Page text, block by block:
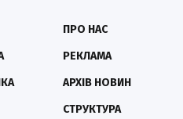
ПРО НАС
РЕКЛАМА
АРХІВ НОВИН
СТРУКТУРА